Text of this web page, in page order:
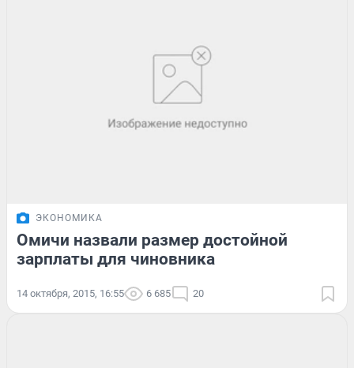
ЭКОНОМИКА
Омичи назвали размер достойной
зарплаты для чиновника
14 октября, 2015, 16:55 6 685 20